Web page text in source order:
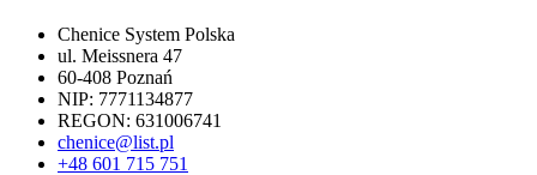
Chenice System Polska
ul. Meissnera 47
60-408 Poznań
NIP: 7771134877
REGON: 631006741
chenice@list.pl
+48 601 715 751